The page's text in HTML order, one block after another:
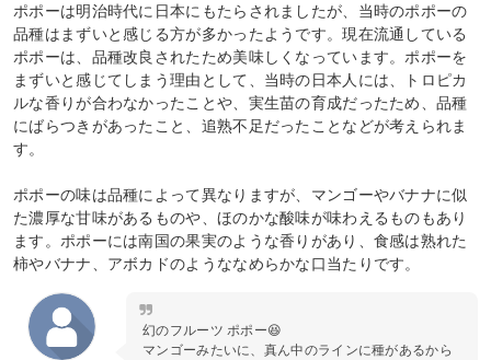
ポポーは明治時代に日本にもたらされましたが、当時のポポーの
品種はまずいと感じる方が多かったようです。現在流通している
ポポーは、品種改良されたため美味しくなっています。ポポーを
まずいと感じてしまう理由として、当時の日本人には、トロピカ
ルな香りが合わなかったことや、実生苗の育成だったため、品種
にばらつきがあったこと、追熟不足だったことなどが考えられま
す。
ポポーの味は品種によって異なりますが、マンゴーやバナナに似
た濃厚な甘味があるものや、ほのかな酸味が味わえるものもあり
ます。ポポーには南国の果実のような香りがあり、食感は熟れた
柿やバナナ、アボカドのようななめらかな口当たりです。
幻のフルーツ ポポー😆
マンゴーみたいに、真ん中のラインに種があるから